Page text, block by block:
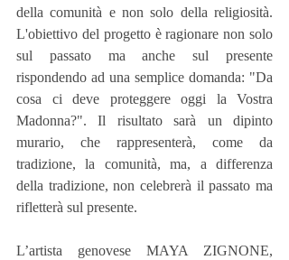
della comunità e non solo della religiosità.
L'obiettivo del progetto è ragionare non solo
sul passato ma anche sul presente
rispondendo ad una semplice domanda: "Da
cosa ci deve proteggere oggi la Vostra
Madonna?". Il risultato sarà un dipinto
murario, che rappresenterà, come da
tradizione, la comunità, ma, a differenza
della tradizione, non celebrerà il passato ma
rifletterà sul presente.
L’artista genovese MAYA ZIGNONE,